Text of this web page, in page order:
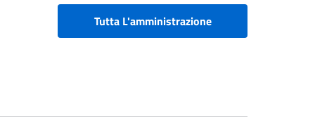
Tutta L'amministrazione